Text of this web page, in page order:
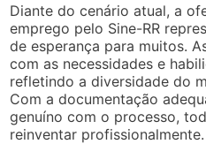
Diante do cenário atual, a
emprego pelo Sine-RR
de esperança para muitos.
com as necessidades e
refletindo a diversidade do
Com a documentação
genuíno com o processo,
reinventar profissionalmente.